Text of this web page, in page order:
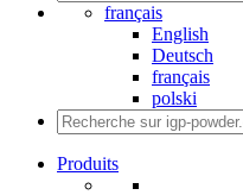
français
English
Deutsch
français
polski
Produits